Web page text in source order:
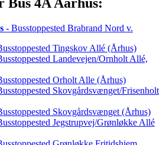
- Busstoppested Brabrand Nord v.
Tingskov Allé (Århus)
Landevejen/Ornholt Allé,
Orholt Alle (Århus)
Skovgårdsvænget/Frisenholt
Skovgårdsvænget (Århus)
Jegstrupvej/Grønløkke Allé